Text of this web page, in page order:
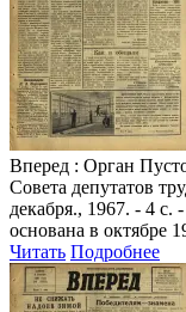
Вперед : Орган
Совета депутатов
декабря., 1967. - 4 с.
основана в октябре
Читать Подробнее